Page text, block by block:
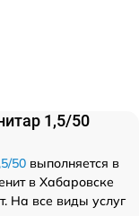
1,5/50
50 выполняется в
в Хабаровске
На все виды услуг